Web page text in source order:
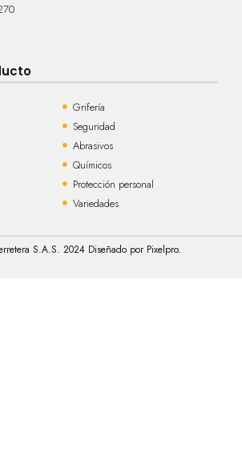
Grifería
Seguridad
Abrasivos
Químicos
Protección personal
Variedades
S.A.S. 2024 Diseñado por Pixelpro.